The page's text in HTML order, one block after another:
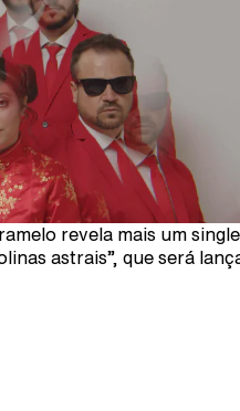
revela mais um
astrais”, que será